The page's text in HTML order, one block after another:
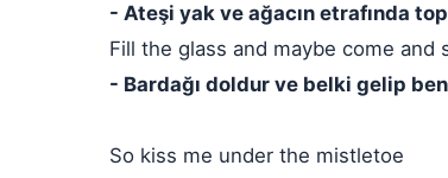
- Ateşi yak ve ağacın etrafında
Fill the glass and maybe come and
- Bardağı doldur ve belki gelip
So kiss me under the mistletoe